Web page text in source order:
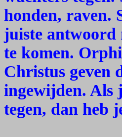
honden, raven.
juiste antwoord
te komen.
Christus geven
ingewijden. Als
tegen, dan heb